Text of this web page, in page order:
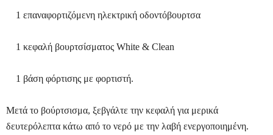
1 επαναφορτιζόμενη ηλεκτρική οδοντόβουρτσα
1 κεφαλή βουρτσίσματος White & Clean
1 βάση φόρτισης με φορτιστή.
Μετά το βούρτσισμα, ξεβγάλτε την κεφαλή για μερικά
δευτερόλεπτα κάτω από το νερό με την λαβή ενεργοποιημένη.